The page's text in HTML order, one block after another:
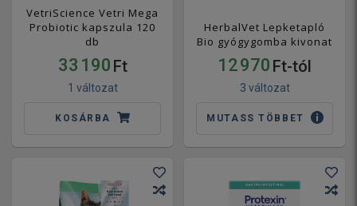
VetriScience Vetri Mega
Probiotic kapszula 120
db
33 190 Ft
1 változat
KOSÁRBA
HerbalVet Lepketapló
Bio gyógygomba kivonat
12 970 Ft-tól
3 változat
MUTASS TÖBBET